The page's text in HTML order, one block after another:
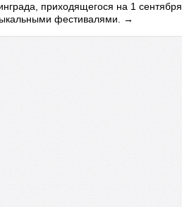
приходящегося на 1 сентября
фестивалями.
→